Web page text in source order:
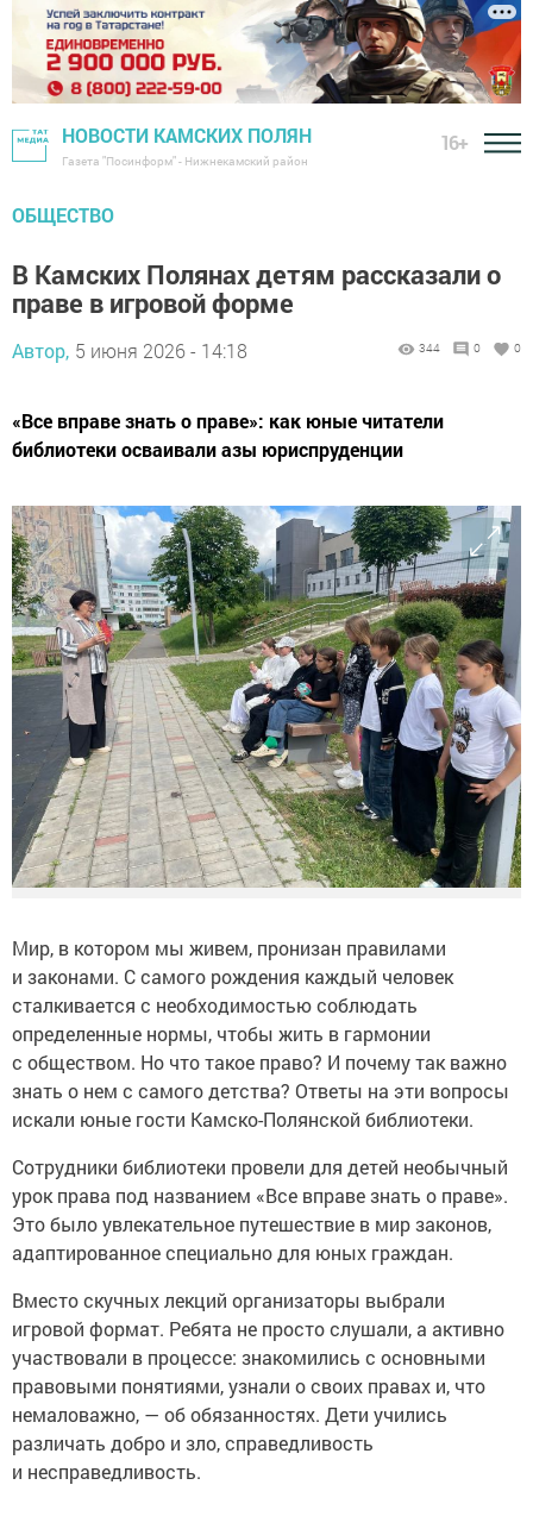
НОВОСТИ КАМСКИХ ПОЛЯН
Газета "Посинформ" - Нижнекамский район
16+
ОБЩЕСТВО
В Камских Полянах детям рассказали о
праве в игровой форме
Автор, 5 июня 2026 - 14:18 344 0 0
«Все вправе знать о праве»: как юные читатели
библиотеки осваивали азы юриспруденции
Мир, в котором мы живем, пронизан правилами
и законами. С самого рождения каждый человек
сталкивается с необходимостью соблюдать
определенные нормы, чтобы жить в гармонии
с обществом. Но что такое право? И почему так важно
знать о нем с самого детства? Ответы на эти вопросы
искали юные гости Камско-Полянской библиотеки.
Сотрудники библиотеки провели для детей необычный
урок права под названием «Все вправе знать о праве».
Это было увлекательное путешествие в мир законов,
адаптированное специально для юных граждан.
Вместо скучных лекций организаторы выбрали
игровой формат. Ребята не просто слушали, а активно
участвовали в процессе: знакомились с основными
правовыми понятиями, узнали о своих правах и, что
немаловажно, — об обязанностях. Дети учились
различать добро и зло, справедливость
и несправедливость.